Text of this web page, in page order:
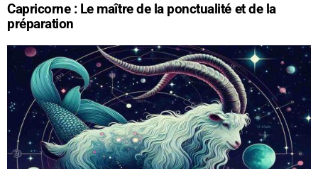
Capricorne : Le maître de la ponctualité et de la
préparation